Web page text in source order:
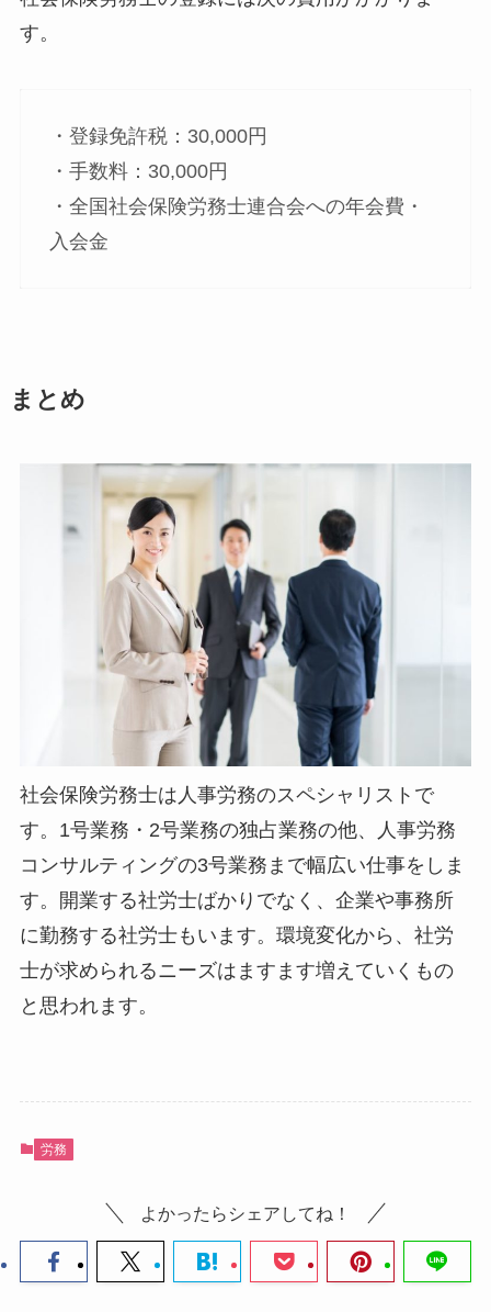
す。
・登録免許税：30,000円
・手数料：30,000円
・全国社会保険労務士連合会への年会費・
入会金
まとめ
社会保険労務士は人事労務のスペシャリストで
す。1号業務・2号業務の独占業務の他、人事労務
コンサルティングの3号業務まで幅広い仕事をしま
す。開業する社労士ばかりでなく、企業や事務所
に勤務する社労士もいます。環境変化から、社労
士が求められるニーズはますます増えていくもの
と思われます。
労務
よかったらシェアしてね！